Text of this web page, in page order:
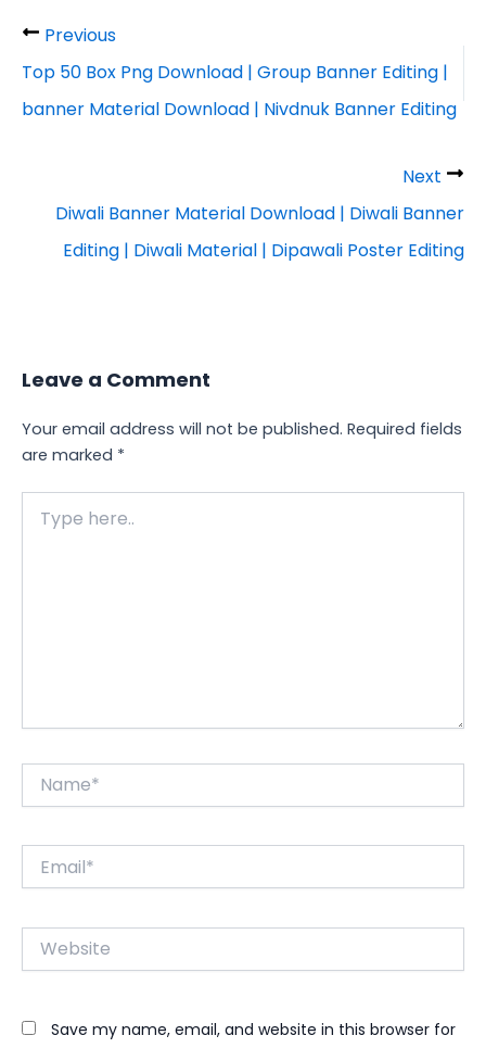
Previous
Top 50 Box Png Download | Group Banner Editing |
banner Material Download | Nivdnuk Banner Editing
Next
Diwali Banner Material Download | Diwali Banner
Editing | Diwali Material | Dipawali Poster Editing
Leave a Comment
Your email address will not be published. Required fields
are marked *
here..
Website
Save my name, email, and website in this browser for